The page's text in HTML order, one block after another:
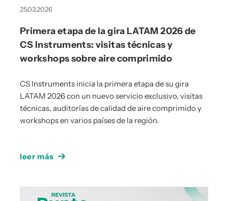
25.03.2026
Primera etapa de la gira LATAM 2026 de
CS Instruments: visitas técnicas y
workshops sobre aire comprimido
CS Instruments inicia la primera etapa de su gira
LATAM 2026 con un nuevo servicio exclusivo, visitas
técnicas, auditorías de calidad de aire comprimido y
workshops en varios países de la región.
leer más